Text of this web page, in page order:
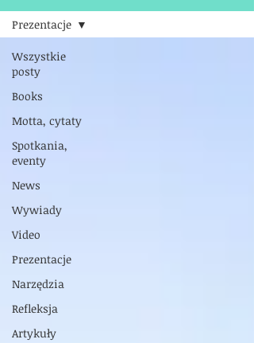
Wszystkie
posty
Books
Motta, cytaty
Spotkania,
eventy
News
Wywiady
Video
Prezentacje
Narzędzia
Refleksja
Artykuły
Prezentacje